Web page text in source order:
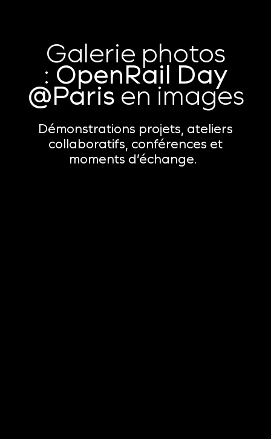
Galerie photos
:OpenRail Day
@Parisen images
Démonstrations projets, ateliers
collaboratifs, conférences et
moments d’échange.